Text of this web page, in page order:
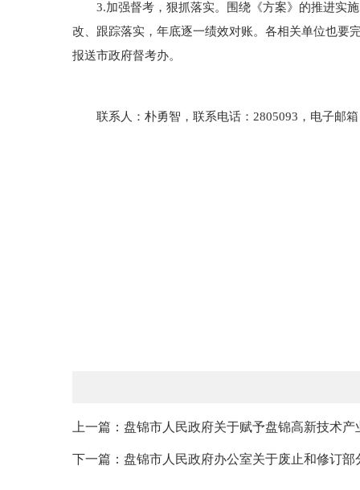
3.加强督考，狠抓落实。围绕《方案》的推进实施
改、跟踪落实，年底逐一绩效对账。各相关单位也要
报送市政府督考办。
联系人：朴勇智，联系电话：2805093，电子邮箱
上一篇：盘锦市人民政府关于赋予盘锦高新技术
下一篇：盘锦市人民政府办公室关于废止和修订部